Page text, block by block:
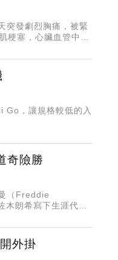
突發劇烈胸痛，被緊
梗塞，心臟血管中心
，讓規格較低的入
奇險勝
（Freddie
朗希寫下生涯代表
外掛